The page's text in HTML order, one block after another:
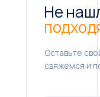
Не
Оставьте
свяжемся и